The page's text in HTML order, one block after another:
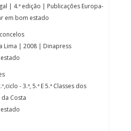
| 4.ª edição | Publicações Europa-
em bom estado
Lima | 2008 | Dinapress
- 3.ª, 5.ª E 5.ª Classes dos
Costa